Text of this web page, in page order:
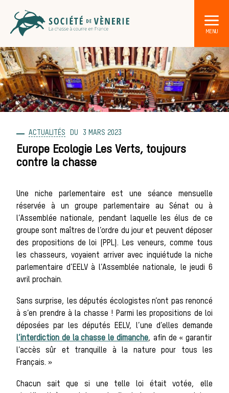
Les acteurs de la vènerie
Les animaux
sauvages
Les chiens de
meute
Les chevaux de
chasse
ACTUALITÉS 3 MARS 2023
Europe Ecologie Les Verts, toujours
contre la chasse
Une niche parlementaire est une séance mensuelle
réservée à un groupe parlementaire au Sénat ou à
l’Assemblée nationale, pendant laquelle les élus de ce
groupe sont maîtres de l’ordre du jour et peuvent déposer
des propositions de loi (PPL). Les veneurs, comme tous
les chasseurs, voyaient arriver avec inquiétude la niche
parlementaire d’EELV à l’Assemblée nationale, le jeudi 6
avril prochain.
Sans surprise, les députés écologistes n’ont pas renoncé
à s’en prendre à la chasse ! Parmi les propositions de loi
déposées par les députés EELV, l’une d’elles demande
l’interdiction de la chasse le dimanche, afin de « garantir
l’accès sûr et tranquille à la nature pour tous les
Français. »
Chacun sait que si une telle loi était votée, elle